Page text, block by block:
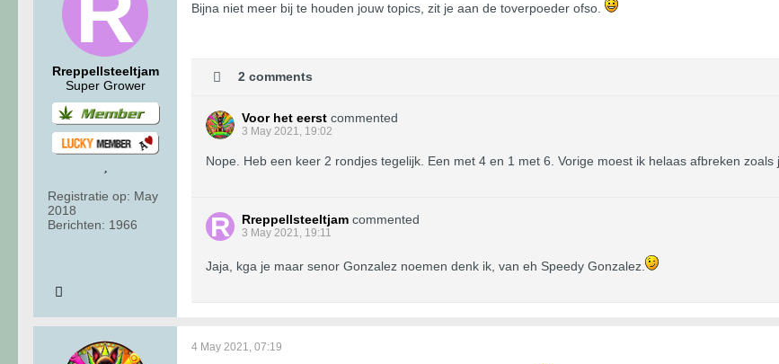
Rreppellsteeltjam
Super Grower
Registratie op: May
2018
Berichten: 1966
Bijna niet meer bij te houden jouw topics, zit je aan de toverpoeder ofso.
2 comments
Voor het eerst commented
3 May 2021, 19:02
Nope. Heb een keer 2 rondjes tegelijk. Een met 4 en 1 met 6. Vorige moest ik helaas afbreken zoals
Rreppellsteeltjam commented
3 May 2021, 19:11
Jaja, kga je maar senor Gonzalez noemen denk ik, van eh Speedy Gonzalez.
4 May 2021, 07:19